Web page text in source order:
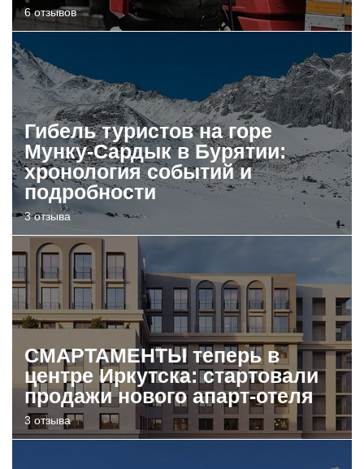
6 отзывов
Гибель туристов на горе
Мунку-Сардык в Бурятии:
хронология событий и
подробности
3 отзыва
СМАРТАМЕНТЫ теперь в
центре Иркутска: стартовали
продажи нового апарт-отеля
3 отзыва